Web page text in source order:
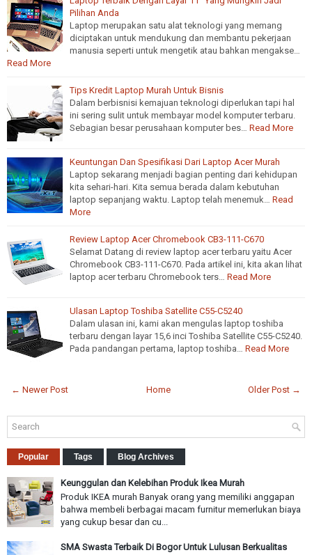
Pilihan Anda
Laptop merupakan satu alat teknologi yang memang
diciptakan untuk mendukung dan membantu pekerjaan
manusia seperti untuk mengetik atau bahkan mengakse…
Read More
Tips Kredit Laptop Murah Untuk Bisnis
Dalam berbisnisi kemajuan teknologi diperlukan tapi hal
ini sering sulit untuk membayar model komputer terbaru.
Sebagian besar perusahaan komputer bes…
Read More
Keuntungan Dan Spesifikasi Dari Laptop Acer Murah
Laptop sekarang menjadi bagian penting dari kehidupan
kita sehari-hari. Kita semua berada dalam kebutuhan
laptop sepanjang waktu. Laptop telah menemuk…
Read
More
Review Laptop Acer Chromebook CB3-111-C670
Selamat Datang di review laptop acer terbaru yaitu Acer
Chromebook CB3-111-C670. Pada artikel ini, kita akan lihat
laptop acer terbaru Chromebook ters…
Read More
Ulasan Laptop Toshiba Satellite C55-C5240
Dalam ulasan ini, kami akan mengulas laptop toshiba
terbaru dengan layar 15,6 inci Toshiba Satellite C55-C5240.
Pada pandangan pertama, laptop toshiba…
Read More
← Newer Post Older Post →
Home
Popular Tags Blog Archives
Keunggulan dan Kelebihan Produk Ikea Murah
Produk IKEA murah Banyak orang yang memiliki anggapan
bahwa membeli berbagai macam furnitur memerlukan biaya
yang cukup besar dan cu...
SMA Swasta Terbaik Di Bogor Untuk Lulusan Berkualitas